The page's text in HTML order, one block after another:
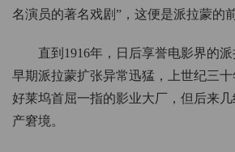
名演员的著名戏剧”，这便是派拉蒙的前
直到1916年，日后享誉电影界的派
早期派拉蒙扩张异常迅猛，上世纪三
好莱坞首屈一指的影业大厂，但后来
产窘境。